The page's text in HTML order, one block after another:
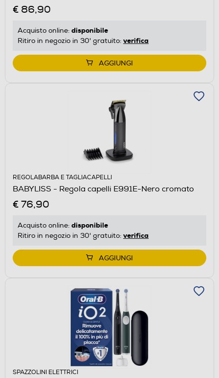
€ 86,90
Acquisto online: disponibile
Ritiro in negozio in 30' gratuito: verifica
AGGIUNGI
REGOLABARBA E TAGLIACAPELLI
BABYLISS - Regola capelli E991E-Nero cromato
€ 76,90
Acquisto online: disponibile
Ritiro in negozio in 30' gratuito: verifica
AGGIUNGI
SPAZZOLINI ELETTRICI